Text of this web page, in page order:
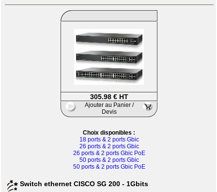
305.98 € HT
Ajouter au Panier /
Devis
Choix disponibles :
18 ports & 2 ports Gbic
26 ports & 2 ports Gbic
26 ports & 2 ports Gbic PoE
50 ports & 2 ports Gbic
50 ports & 2 ports Gbic PoE
Switch ethernet CISCO SG 200 - 1Gbits